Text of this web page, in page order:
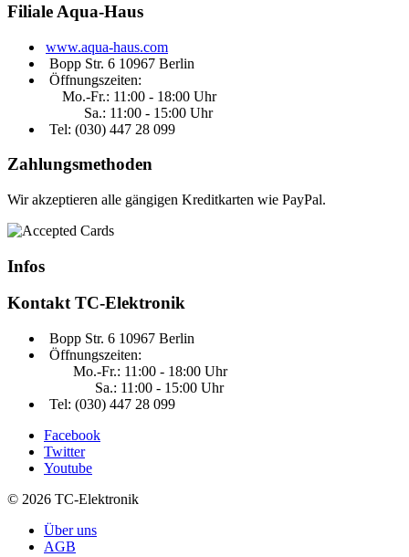
Filiale Aqua-Haus
www.aqua-haus.com
Bopp Str. 6 10967 Berlin
Öffnungszeiten:
Mo.-Fr.: 11:00 - 18:00 Uhr
Sa.: 11:00 - 15:00 Uhr
Tel: (030) 447 28 099
Zahlungsmethoden
Wir akzeptieren alle gängigen Kreditkarten wie PayPal.
Infos
KontaktTC-Elektronik
Bopp Str. 6 10967 Berlin
Öffnungszeiten:
Mo.-Fr.: 11:00 - 18:00 Uhr
Sa.: 11:00 - 15:00 Uhr
Tel: (030) 447 28 099
Facebook
Twitter
Youtube
© 2026 TC-Elektronik
Über uns
AGB